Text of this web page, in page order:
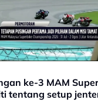
ke-3 MAM
tentang setup